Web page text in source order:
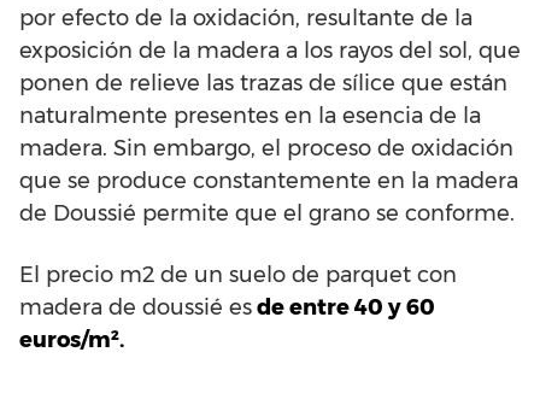
por efecto de la oxidación, resultante de la
exposición de la madera a los rayos del sol, que
ponen de relieve las trazas de sílice que están
naturalmente presentes en la esencia de la
madera. Sin embargo, el proceso de oxidación
que se produce constantemente en la madera
de Doussié permite que el grano se conforme.
El precio m2 de un suelo de parquet con
madera de doussié esde entre 40 y 60
euros/m².